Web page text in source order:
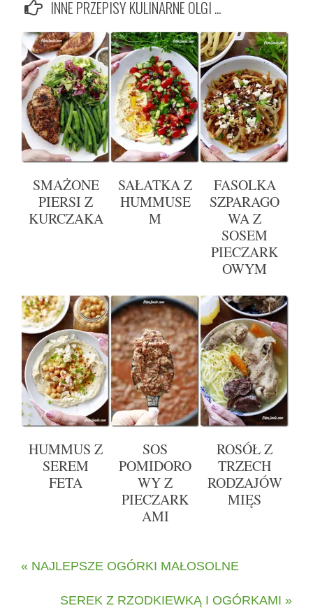
INNE PRZEPISY KULINARNE OLGI ...
SMAŻONE
PIERSI Z
KURCZAKA
SAŁATKA Z
HUMMUSE
M
FASOLKA
SZPARAGO
WA Z
SOSEM
PIECZARK
OWYM
HUMMUS Z
SEREM
FETA
SOS
POMIDORO
WY Z
PIECZARK
AMI
ROSÓŁ Z
TRZECH
RODZAJÓW
MIĘS
« NAJLEPSZE OGÓRKI MAŁOSOLNE
SEREK Z RZODKIEWKĄ I OGÓRKAMI »